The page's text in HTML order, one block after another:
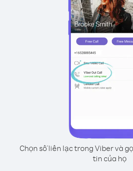
Chọn số liên lạc trong Viber và
tin của họ